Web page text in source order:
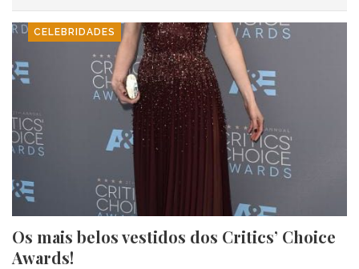
CELEBRIDADES
Os mais belos vestidos dos Critics’ Choice
Awards!